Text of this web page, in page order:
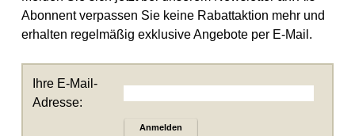
Abonnent verpassen Sie keine Rabattaktion mehr und
erhalten regelmäßig exklusive Angebote per E-Mail.
Ihre E-Mail-
Adresse:
Anmelden